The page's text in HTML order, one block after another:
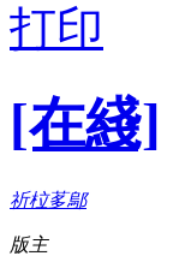
打印
[在綫]
祈柆茤鄔
版主